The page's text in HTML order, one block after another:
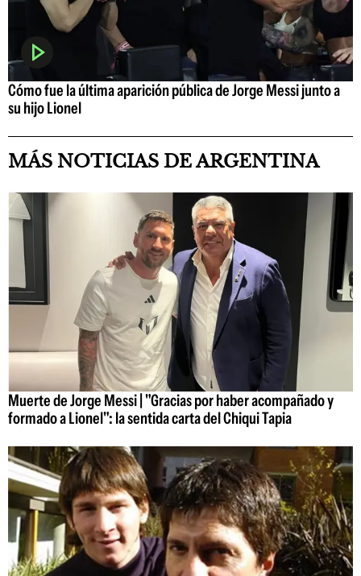
Cómo fue la última aparición pública de Jorge Messi junto a
su hijo Lionel
MÁS NOTICIAS DE ARGENTINA
Muerte de Jorge Messi | "Gracias por haber acompañado y
formado a Lionel": la sentida carta del Chiqui Tapia